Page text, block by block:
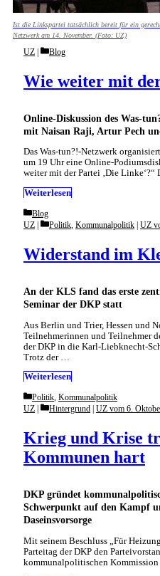
Ist die Linkspartei tatsächlich bereit für ein
Netzwerk am 14. November. (Foto: UZ)
Online-Diskussion des Was-
mit Naisan Raji, Artur Pech
Wie weiter mit
UZ Categories
Blog
Das Was-tun?!-Netzwerk
um 19 Uhr eine Online-
weiter mit der Partei ‚Die
Weiterlesen
Categories
Blog
An der KLS fand das erste
Seminar der DKP statt
Widerstand im
UZ Categories
Politik, Kommunalpolitik UZ
Aus Berlin und Trier, Hessen und
Teilnehmerinnen und Teilnehmer
der DKP in die Karl-Liebknecht-
Trotz der …
Weiterlesen
Categories
Politik, Kommunalpolitik
DKP gründet
Schwerpunkt auf den Kampf
Daseinsvorsorge
Krieg und Krise
Kommunen hart
UZ Categories
Hintergrund UZ vom 6.
Mit seinem Beschluss „Für
Parteitag der DKP den
kommunalpolitischen Kommission